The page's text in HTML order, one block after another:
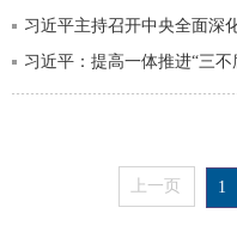
习近平主持召开中央全面深
习近平：提高一体推进“三
上一页 1